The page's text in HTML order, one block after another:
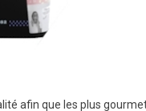
afin que les plus